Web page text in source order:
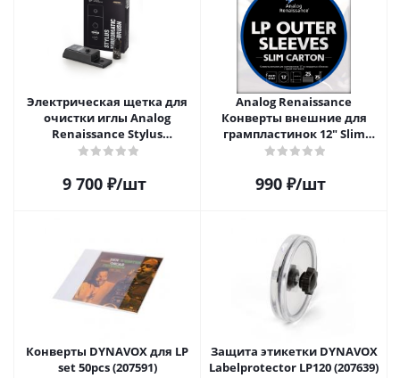
Электрическая щетка для
очистки иглы Analog
Renaissance Stylus
Vibromatic Pro-Brush
9 700₽/шт
Analog Renaissance
Конверты внешние для
грампластинок 12" Slim
Carton (25 шт)
990 ₽/шт
Конверты DYNAVOX для LP
set 50pcs (207591)
Защита этикетки DYNAVOX
Labelprotector LP120 (207639)